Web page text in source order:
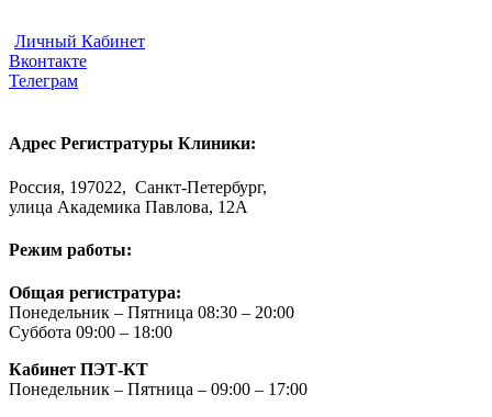
Личный Кабинет
Вконтакте
Телеграм
Адрес Регистратуры Клиники:
Россия, 197022, Санкт-Петербург,
улица Академика Павлова, 12А
Режим работы:
Общая регистратура:
Понедельник – Пятница 08:30 – 20:00
Суббота 09:00 – 18:00
Кабинет ПЭТ-КТ
Понедельник – Пятница – 09:00 – 17:00